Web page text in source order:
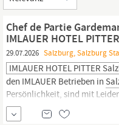
Chef de Partie
IMLAUER HOTEL
29.07.2026 Salzburg, Salzburg
IMLAUER HOTEL PITTER
den IMLAUER Betrieben in
Persönlichkeit, sind mit
Teamspirit ist Ihnen genauso
Teil des IMLAUER Teams